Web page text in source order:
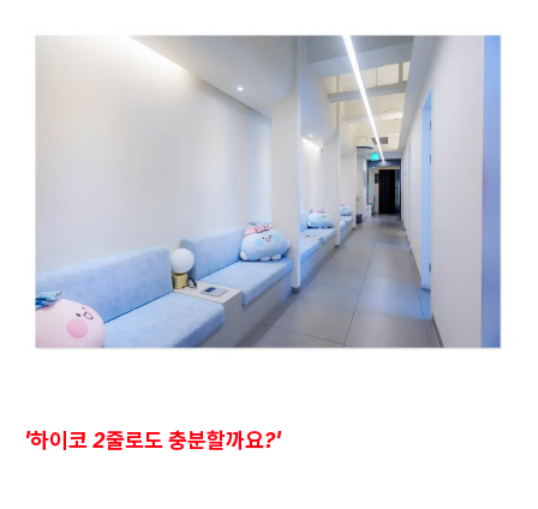
'하이코 2줄로도 충분할까요?'